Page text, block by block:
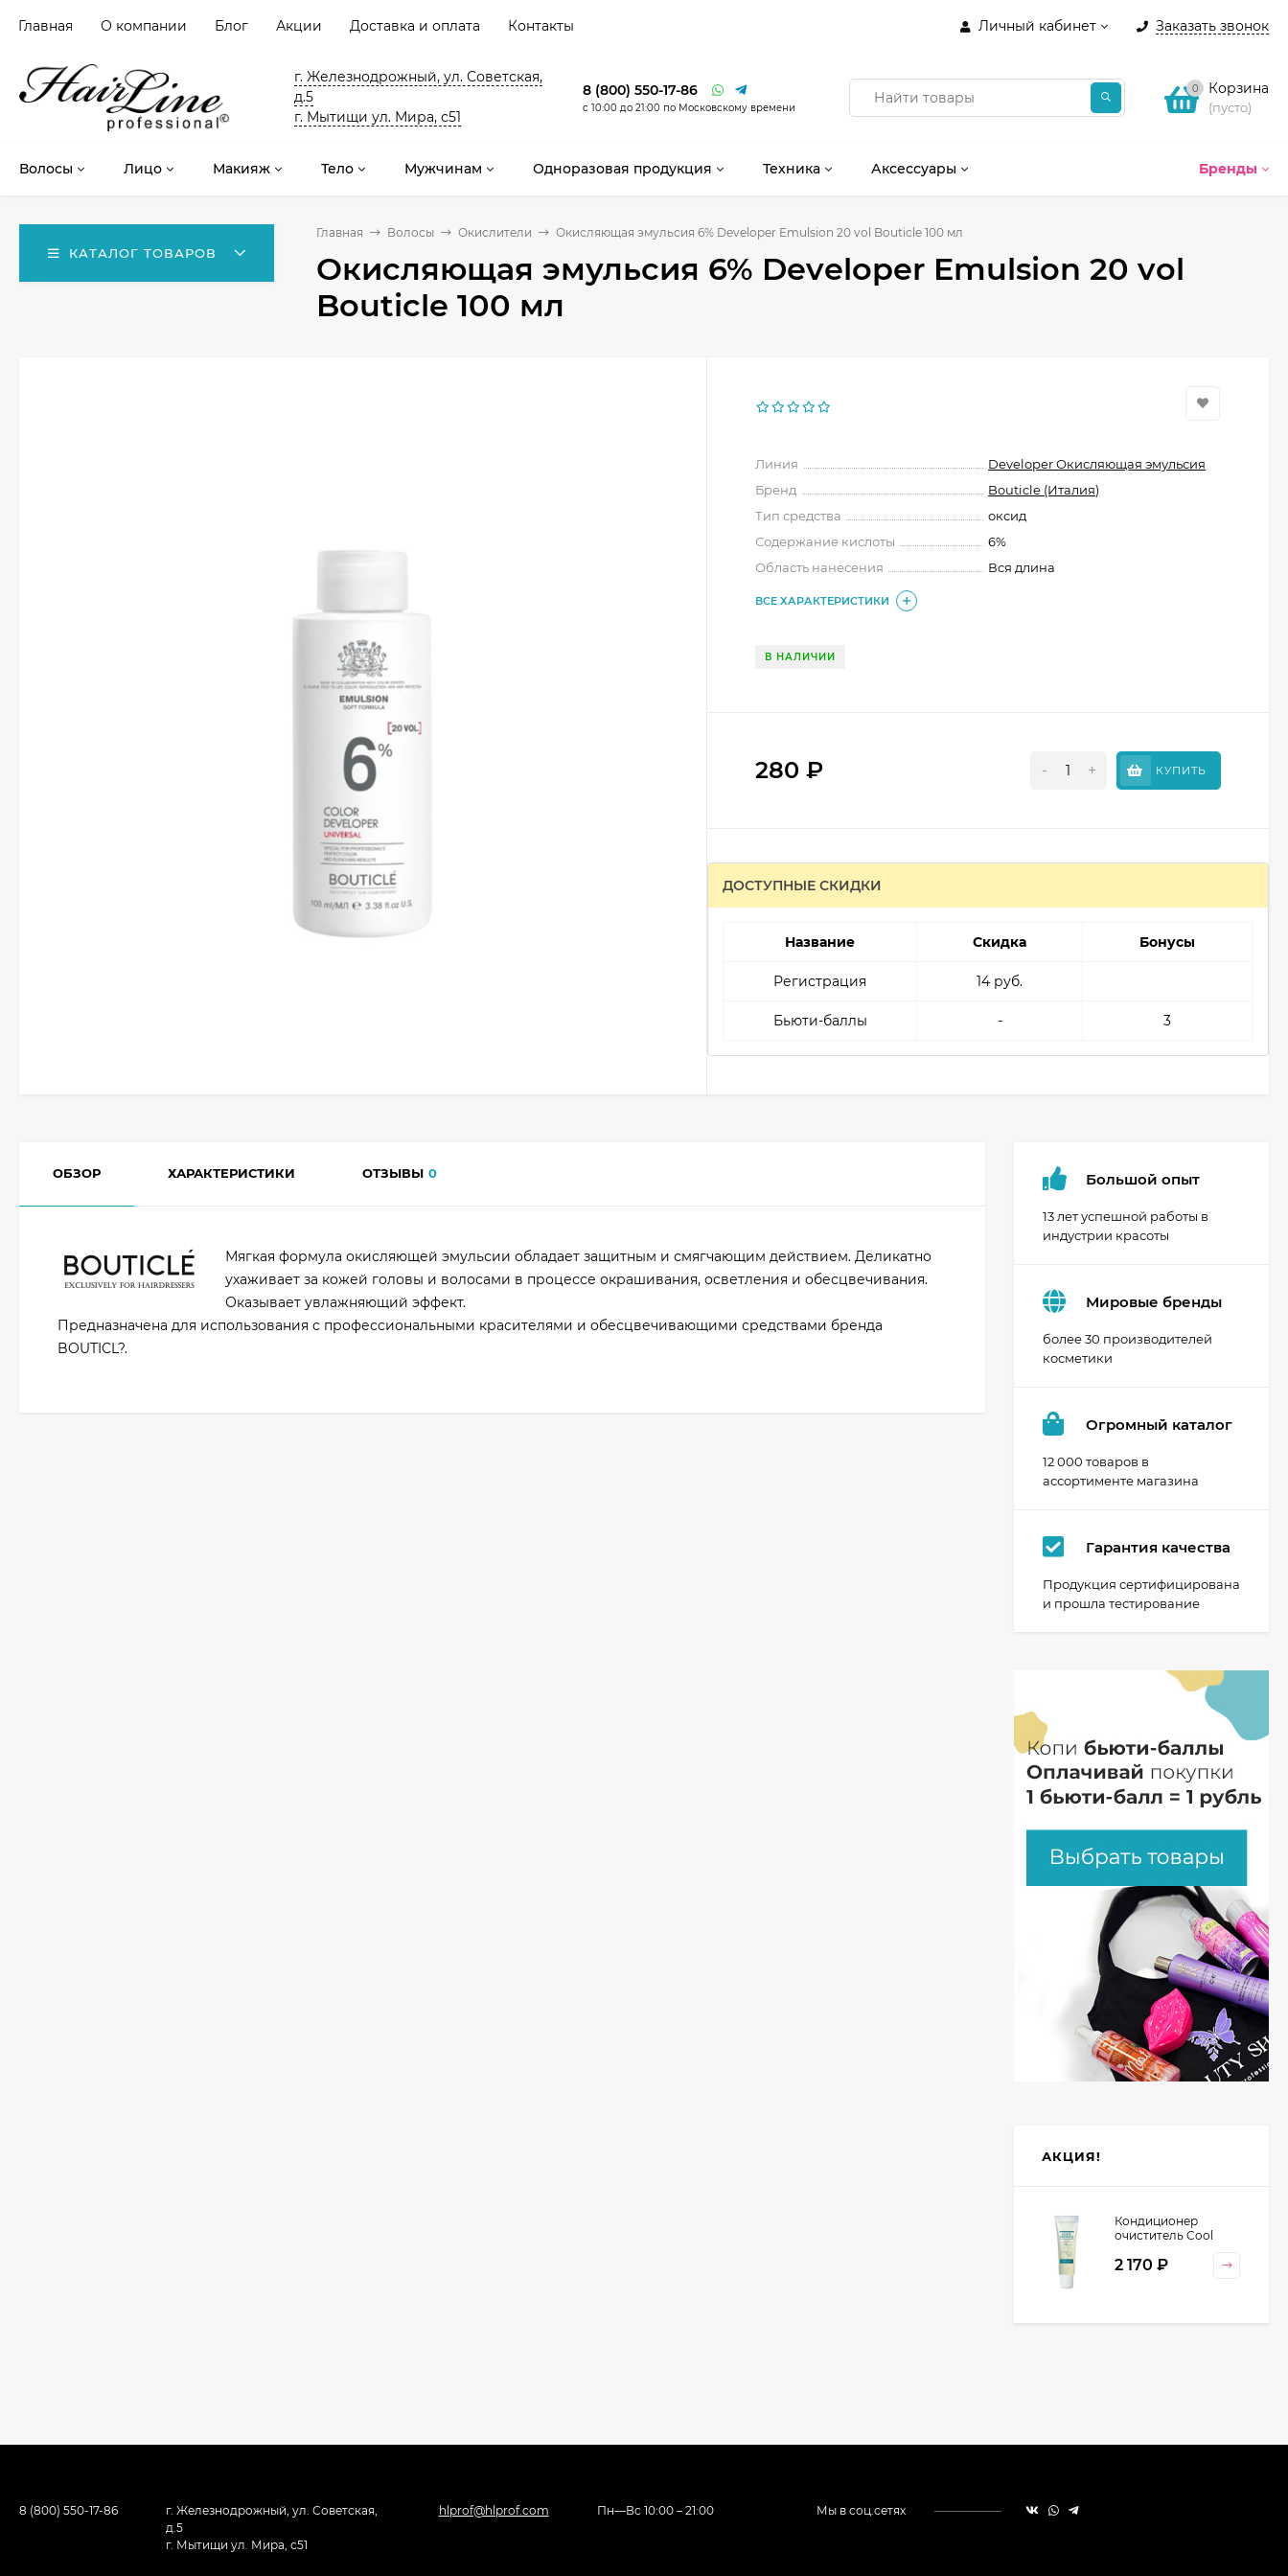
Личный кабинет Заказать звонок
Главная О компании Блог Акции Доставка и оплата Контакты
г. Железнодрожный, ул. Советская,
д.5
г. Мытищи ул. Мира, с51
8 (800) 550-17-86
с 10:00 до 21:00 по Московскому времени
0 Корзина
(пусто)
Бренды
Волосы Лицо Макияж Тело Мужчинам Одноразовая продукция Техника Аксессуары
КАТАЛОГ ТОВАРОВ
Главная Волосы Окислители Окисляющая эмульсия 6% Developer Emulsion 20 vol Bouticle 100 мл
Окисляющая эмульсия 6% Developer Emulsion 20 vol
Bouticle 100 мл
Линия
Developer Окисляющая эмульсия
Бренд
Bouticle (Италия)
Тип средства
оксид
Содержание кислоты
6%
Область нанесения
Вся длина
ВСЕ ХАРАКТЕРИСТИКИ
В НАЛИЧИИ
280₽ - + КУПИТЬ
ДОСТУПНЫЕ СКИДКИ
Название Скидка Бонусы
Регистрация 14 руб.
Бьюти-баллы - 3
ОБЗОР ХАРАКТЕРИСТИКИ ОТЗЫВЫ 0
Мягкая формула окисляющей эмульсии обладает защитным и смягчающим действием. Деликатно
ухаживает за кожей головы и волосами в процессе окрашивания, осветления и обесцвечивания.
Оказывает увлажняющий эффект.
Предназначена для использования с профессиональными красителями и обесцвечивающими средствами бренда
BOUTICL?.
Большой опыт
13 лет успешной работы в
индустрии красоты
Мировые бренды
более 30 производителей
косметики
Огромный каталог
12 000 товаров в
ассортименте магазина
Гарантия качества
Продукция сертифицирована
и прошла тестирование
АКЦИЯ!
Кондиционер
очиститель Cool
Cosmetics, 130 гр
2 170 ₽
8 (800) 550-17-86
г. Железнодрожный, ул. Советская,
д.5
г. Мытищи ул. Мира, с51
hlprof@hlprof.com Пн—Вс 10:00 – 21:00 Мы в соц.сетях